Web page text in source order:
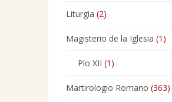
Liturgia (2)
Magisterio de la Iglesia (1)
Pío XII (1)
Martirologio Romano (363)